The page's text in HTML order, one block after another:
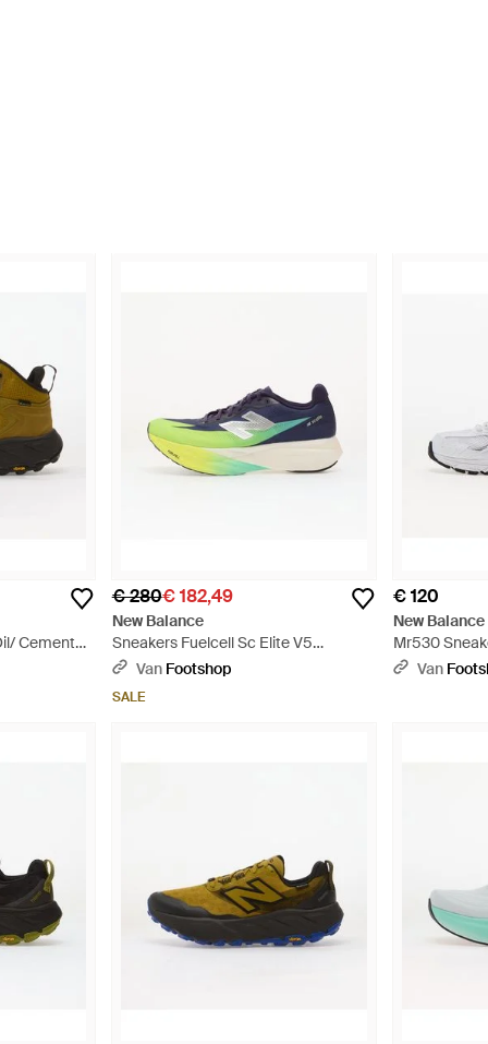
Cement
€ 280€ 182,49
New Balance
Sneakers Fuelcell Sc Elite V5
Boyseerry/ Afterglow Eur - Blauw
Van Footshop
SALE
€ 120
New Balance
Mr530
Van